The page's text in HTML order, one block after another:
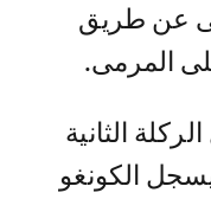
عن طريق
المرمى.
الثانية
الكونغو